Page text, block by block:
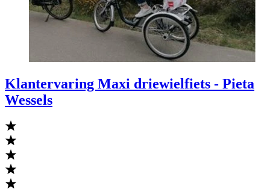
Klantervaring Maxi driewielfiets - Pieta
Wessels